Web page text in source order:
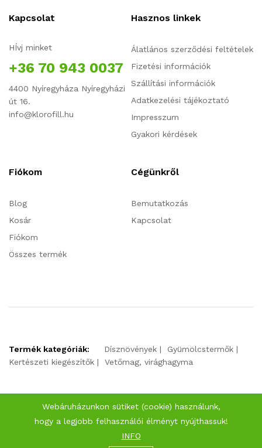
Kapcsolat
HÍvj minket
+36 70 943 0037
4400 Nyíregyháza Nyíregyházi
út 16.
info@klorofill.hu
Hasznos linkek
Álatlános szerződési feltételek
Fizetési információk
Szállítási információk
Adatkezelési tájékoztató
Impresszum
Gyakori kérdések
Fiókom
Blog
Kosár
Fiókom
Összes termék
Cégünkről
Bemutatkozás
Kapcsolat
Termék kategóriák: Dísznövények
Gyümölcstermők
Kertészeti kiegészítők
Vetőmag, virághagyma
2025 © Klorofill Kertészeti Áruda. Minden jog fenntartva.
Webáruházunkon sütiket (cookie) használunk,
hogy a legjobb felhasználói élményt nyújthassuk!
INFO